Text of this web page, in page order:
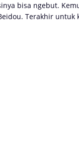
bisa ngebut.
Terakhir